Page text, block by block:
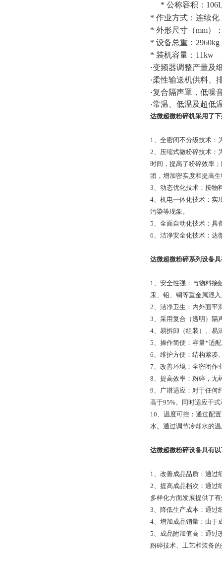
* 公称容积：
* 作业方式：连续化
* 外形尺寸（mm）
* 设备总重： 2960kg
* 装机容量： 11kw
·变频器调整产量及
·柔性输送机供料、
·复合隔声罩，低噪
·常温、低温及超低
达微超微粉碎机采用了
1、全密闭不分级技术：
2、压缩式微粉碎技术：
时间，提高了粉碎效率
团，增加密实度和提高
3、动态优化技术：按物
4、机电一体化技术：实
污染等现象。
5、全面自动化技术：具
6、洁净安全化技术：达
达微超微粉碎系列设备
1、安全性强：与物料接
汞、铅、铜等重金属混
2、洁净卫生：内外面平
3、采用复合（透明）隔
4、易拆卸（组装）、易
5、操作简便：容量*适
6、维护方便：结构紧凑
7、改善环境：全密闭作
8、提高效率：粉碎，无
9、广谱适应：对于任何
高于95%。同时适应干
10、温度可控：通过配
水。通过调节冷却水的
达微超微粉碎设备具有
1、改善成品品质：通过
2、提高成品档次：通过
多样化方面发展提供了
3、降低生产成本：通过
4、增加成品销量：由于
5、成品附加值高：通过
粉碎技术、工艺和装备